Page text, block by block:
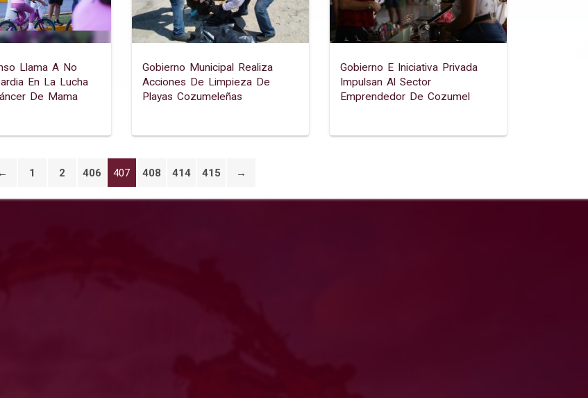
Llama A No
En La Lucha
De Mama
Gobierno Municipal Realiza
Acciones De Limpieza De
Playas Cozumeleñas
Gobierno E Iniciativa Privada
Impulsan Al Sector
Emprendedor De Cozumel
← 1 2 406 407 408 414 415 →